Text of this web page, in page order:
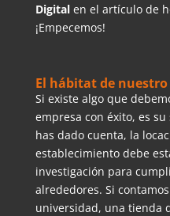
Digitalen el artículo de
¡Empecemos!
El hábitat de
Si existe algo que
empresa con éxito, es
has dado cuenta, la
establecimiento debe
investigación para
alrededores. Si
universidad, una tienda